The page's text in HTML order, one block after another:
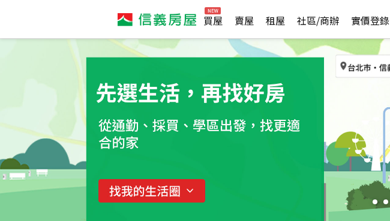
買屋 賣屋 租屋 社區/商辦 實價登錄